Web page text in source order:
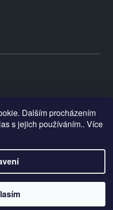
Dalším procházením
s jejich používáním.. Více
. Všechna práva vyhrazena.
cookies